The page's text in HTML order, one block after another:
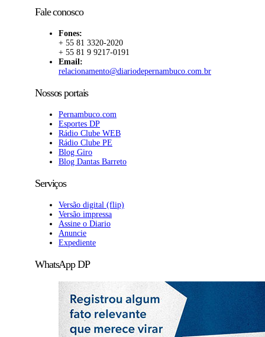
Fale conosco
Fones:
+ 55 81 3320-2020
+ 55 81 9 9217-0191
Email:
relacionamento@diariodepernambuco.com.br
Nossos portais
Pernambuco.com
Esportes DP
Rádio Clube WEB
Rádio Clube PE
Blog Giro
Blog Dantas Barreto
Serviços
Versão digital (flip)
Versão impressa
Assine o Diario
Anuncie
Expediente
WhatsApp DP